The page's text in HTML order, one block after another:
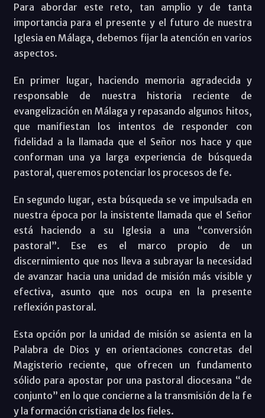
Para abordar este reto, tan amplio y de tanta
importancia para el presente y el futuro de nuestra
Iglesia en Málaga, debemos fijar la atención en varios
aspectos.
En primer lugar, haciendo memoria agradecida y
responsable de nuestra historia reciente de
evangelización en Málaga y repasando algunos hitos,
que manifiestan los intentos de responder con
fidelidad a la llamada que el Señor nos hace y que
conforman una ya larga experiencia de búsqueda
pastoral, queremos potenciar los procesos de fe.
En segundo lugar, esta búsqueda se ve impulsada en
nuestra época por la insistente llamada que el Señor
está haciendo a su Iglesia a una “conversión
pastoral”. Ese es el marco propio de un
discernimiento que nos lleva a subrayar la necesidad
de avanzar hacia una unidad de misión más visible y
efectiva, asunto que nos ocupa en la presente
reflexión pastoral.
Esta opción por la unidad de misión se asienta en la
Palabra de Dios y en orientaciones concretas del
Magisterio reciente, que ofrecen un fundamento
sólido para apostar por una pastoral diocesana “de
conjunto” en lo que concierne a la transmisión de la fe
y la formación cristiana de los fieles.